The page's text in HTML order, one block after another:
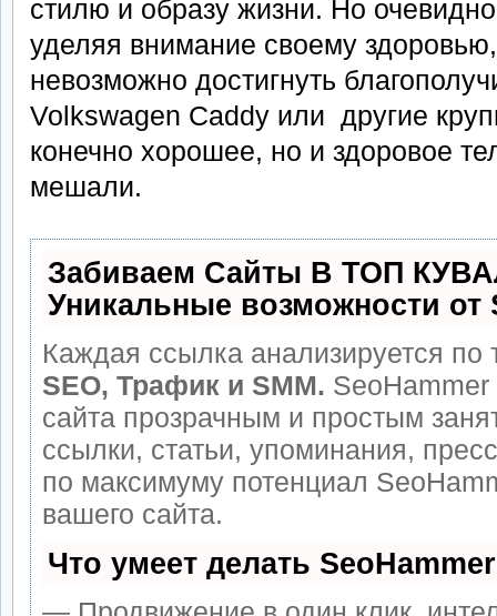
стилю и образу жизни. Но
уделяя внимание своему
невозможно достигнуть
Volkswagen Caddy или другие
конечно хорошее, но и здоровое
мешали.
Забиваем Сайты В ТОП
Уникальные возможности от
Каждая ссылка анализируется по
SEO, Трафик и SMM.
сайта прозрачным и простым
ссылки, статьи, упоминания,
по максимуму потенциал
вашего сайта.
Что умеет делать SeoHammer